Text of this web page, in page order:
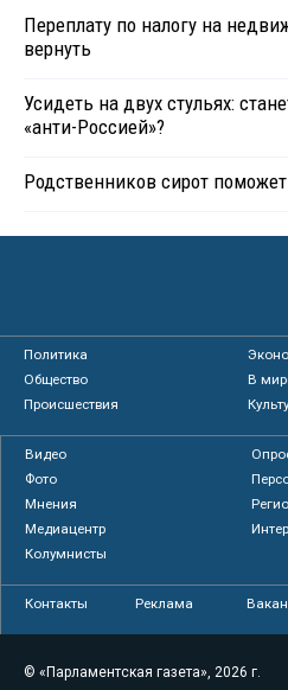
Переплату по налогу на
вернуть
Усидеть на двух стульях:
«анти-Россией»?
Родственников сирот
Политика
Общество
В
Происшествия
Видео
Фото
Мнения
Медиацентр
Колумнисты
Контакты Реклама
© «Парламентская газета», 2026 г.